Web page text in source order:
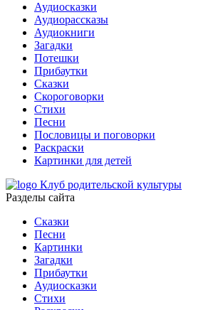
Аудиосказки
Аудиорассказы
Аудиокниги
Загадки
Потешки
Прибаутки
Сказки
Скороговорки
Стихи
Песни
Пословицы и поговорки
Раскраски
Картинки для детей
Клуб родительской культуры
Разделы сайта
Сказки
Песни
Картинки
Загадки
Прибаутки
Аудиосказки
Стихи